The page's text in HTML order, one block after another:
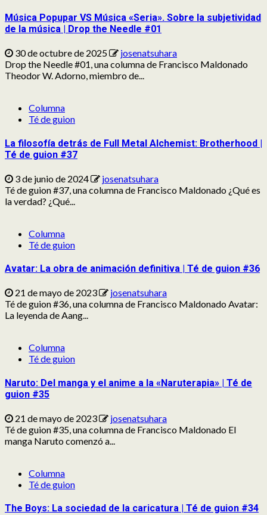
Música Popupar VS Música «Seria». Sobre la subjetividad
de la música | Drop the Needle #01
30 de octubre de 2025
josenatsuhara
Drop the Needle #01, una columna de Francisco Maldonado
Theodor W. Adorno, miembro de...
Columna
Té de guion
La filosofía detrás de Full Metal Alchemist: Brotherhood |
Té de guion #37
3 de junio de 2024
josenatsuhara
Té de guion #37, una columna de Francisco Maldonado ¿Qué es
la verdad? ¿Qué...
Columna
Té de guion
Avatar: La obra de animación definitiva | Té de guion #36
21 de mayo de 2023
josenatsuhara
Té de guion #36, una columna de Francisco Maldonado Avatar:
La leyenda de Aang​...
Columna
Té de guion
Naruto: Del manga y el anime a la «Naruterapia» | Té de
guion #35
21 de mayo de 2023
josenatsuhara
Té de guion #35, una columna de Francisco Maldonado El
manga Naruto comenzó a...
Columna
Té de guion
The Boys: La sociedad de la caricatura | Té de guion #34